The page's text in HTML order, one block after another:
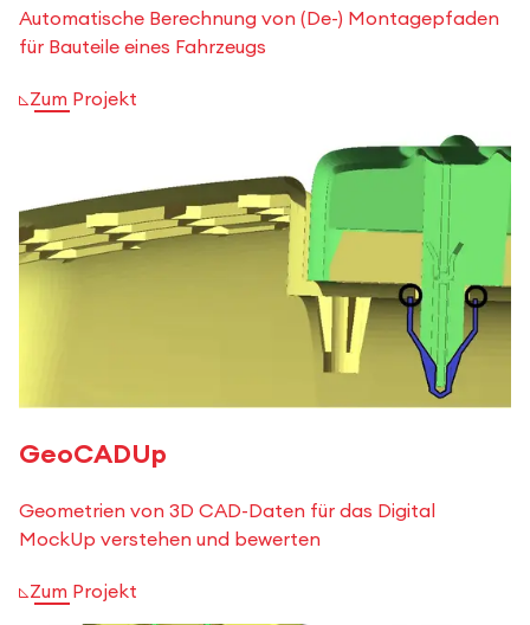
Automatische Berechnung von (De-) Montagepfaden
für Bauteile eines Fahrzeugs
Zum Projekt
GeoCADUp
Geometrien von 3D CAD-Daten für das Digital
MockUp verstehen und bewerten
Zum Projekt